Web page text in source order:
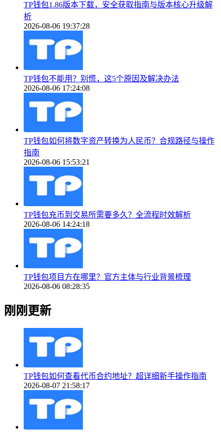
TP钱包1.86版本下载，安全获取指南与版本核心升级解
析
2026-08-06 19:37:28
TP钱包不能用？别慌，这5个原因及解决办法
2026-08-06 17:24:08
TP钱包如何将数字资产转换为人民币？合规路径与操作
指南
2026-08-06 15:53:21
TP钱包充币到交易所需要多久？全流程时效解析
2026-08-06 14:24:18
TP钱包项目方在哪里？官方主体与行业背景梳理
2026-08-06 08:28:35
刚刚更新
TP钱包如何查看代币合约地址？超详细新手操作指南
2026-08-07 21:58:17